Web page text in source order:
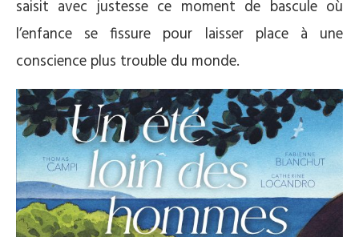
saisit avec justesse ce moment de bascule où
l’enfance se fissure pour laisser place à une
conscience plus trouble du monde.